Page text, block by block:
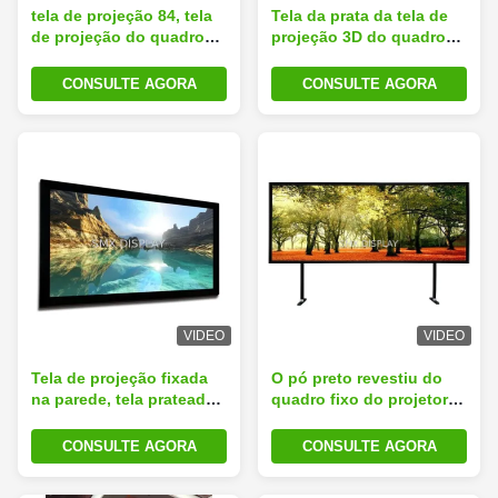
tela de projeção 84, tela
de projeção do quadro
alumínio preto
CONSULTE AGORA
Tela da prata da tela de
projeção 3D do quadro
do projetor para o cinema
home
CONSULTE AGORA
VIDEO
Tela de projeção fixada
na parede, tela prateada
veludo preto
CONSULTE AGORA
VIDEO
O pó preto revestiu do
quadro fixo do projetor
10/15 de quadro
CONSULTE AGORA